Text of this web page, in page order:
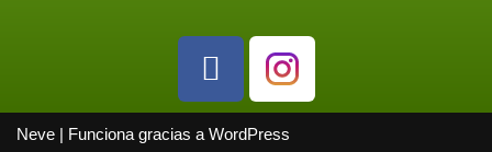
Neve | Funciona gracias a WordPress